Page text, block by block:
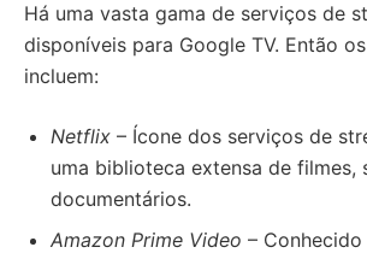
Há uma vasta gama de serviços de
disponíveis para Google TV. Então
incluem:
Netflix – Ícone dos serviços de
uma biblioteca extensa de filmes,
documentários.
Amazon Prime Video –